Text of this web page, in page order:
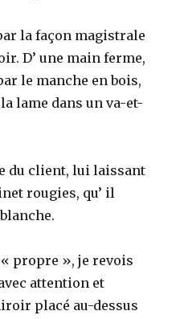
la façon magistrale
D’ une main ferme,
le manche en bois,
lame dans un va-et-
du client, lui laissant
rougies, qu’ il
propre », je revois
attention et
placé au-dessus